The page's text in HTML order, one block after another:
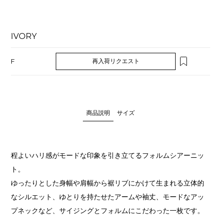
IVORY
F 再入荷リクエスト
商品説明 サイズ
程よいハリ感がモードな印象を引き立てるフォルムシアーニッ
ト。
ゆったりとした身幅や肩幅から裾リブにかけて生まれる立体的
なシルエット、ゆとりを持たせたアームや袖丈、モードなアッ
プネックなど、サイジングとフォルムにこだわった一枚です。